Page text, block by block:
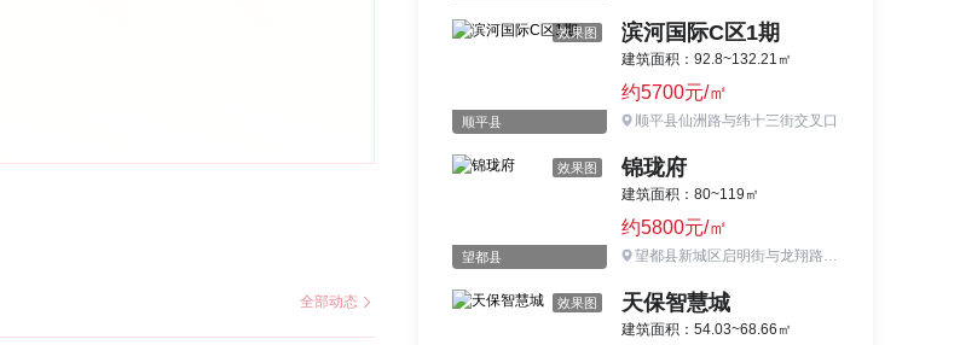
全部动态
效果图
顺平县
滨河国际C区1期
建筑面积：92.8~132.21㎡
约5700元/㎡
顺平县仙洲路与纬十三街交叉口
效果图
望都县
锦珑府
建筑面积：80~119㎡
约5800元/㎡
望都县新城区启明街与龙翔路路口东南侧
效果图 天保智慧城
建筑面积：54.03~68.66㎡